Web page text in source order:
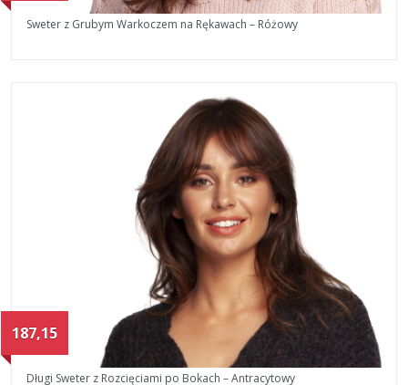
Sweter z Grubym Warkoczem na Rękawach – Różowy
187,15
Długi Sweter z Rozcięciami po Bokach – Antracytowy